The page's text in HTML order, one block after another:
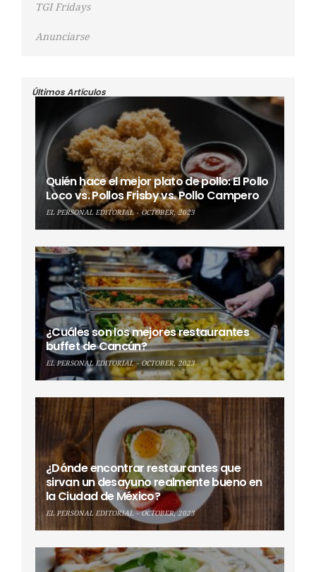
TGI Fridays
Anunciarse
Últimos Artículos
Quién hace el mejor plato de pollo: El Pollo
Loco vs. Pollos Frisby vs. Pollo Campero
EL PERSONAL EDITORIAL OCTOBER, 2023
¿Cuáles son los mejores restaurantes
buffet de Cancún?
EL PERSONAL EDITORIAL OCTOBER, 2023
¿Dónde encontrar restaurantes que
sirvan un desayuno realmente bueno en
la Ciudad de México?
EL PERSONAL EDITORIAL OCTOBER, 2023